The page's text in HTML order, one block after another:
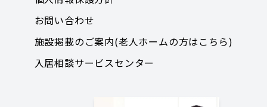
お問い合わせ
施設掲載のご案内(老人ホームの方はこちら)
入居相談サービスセンター